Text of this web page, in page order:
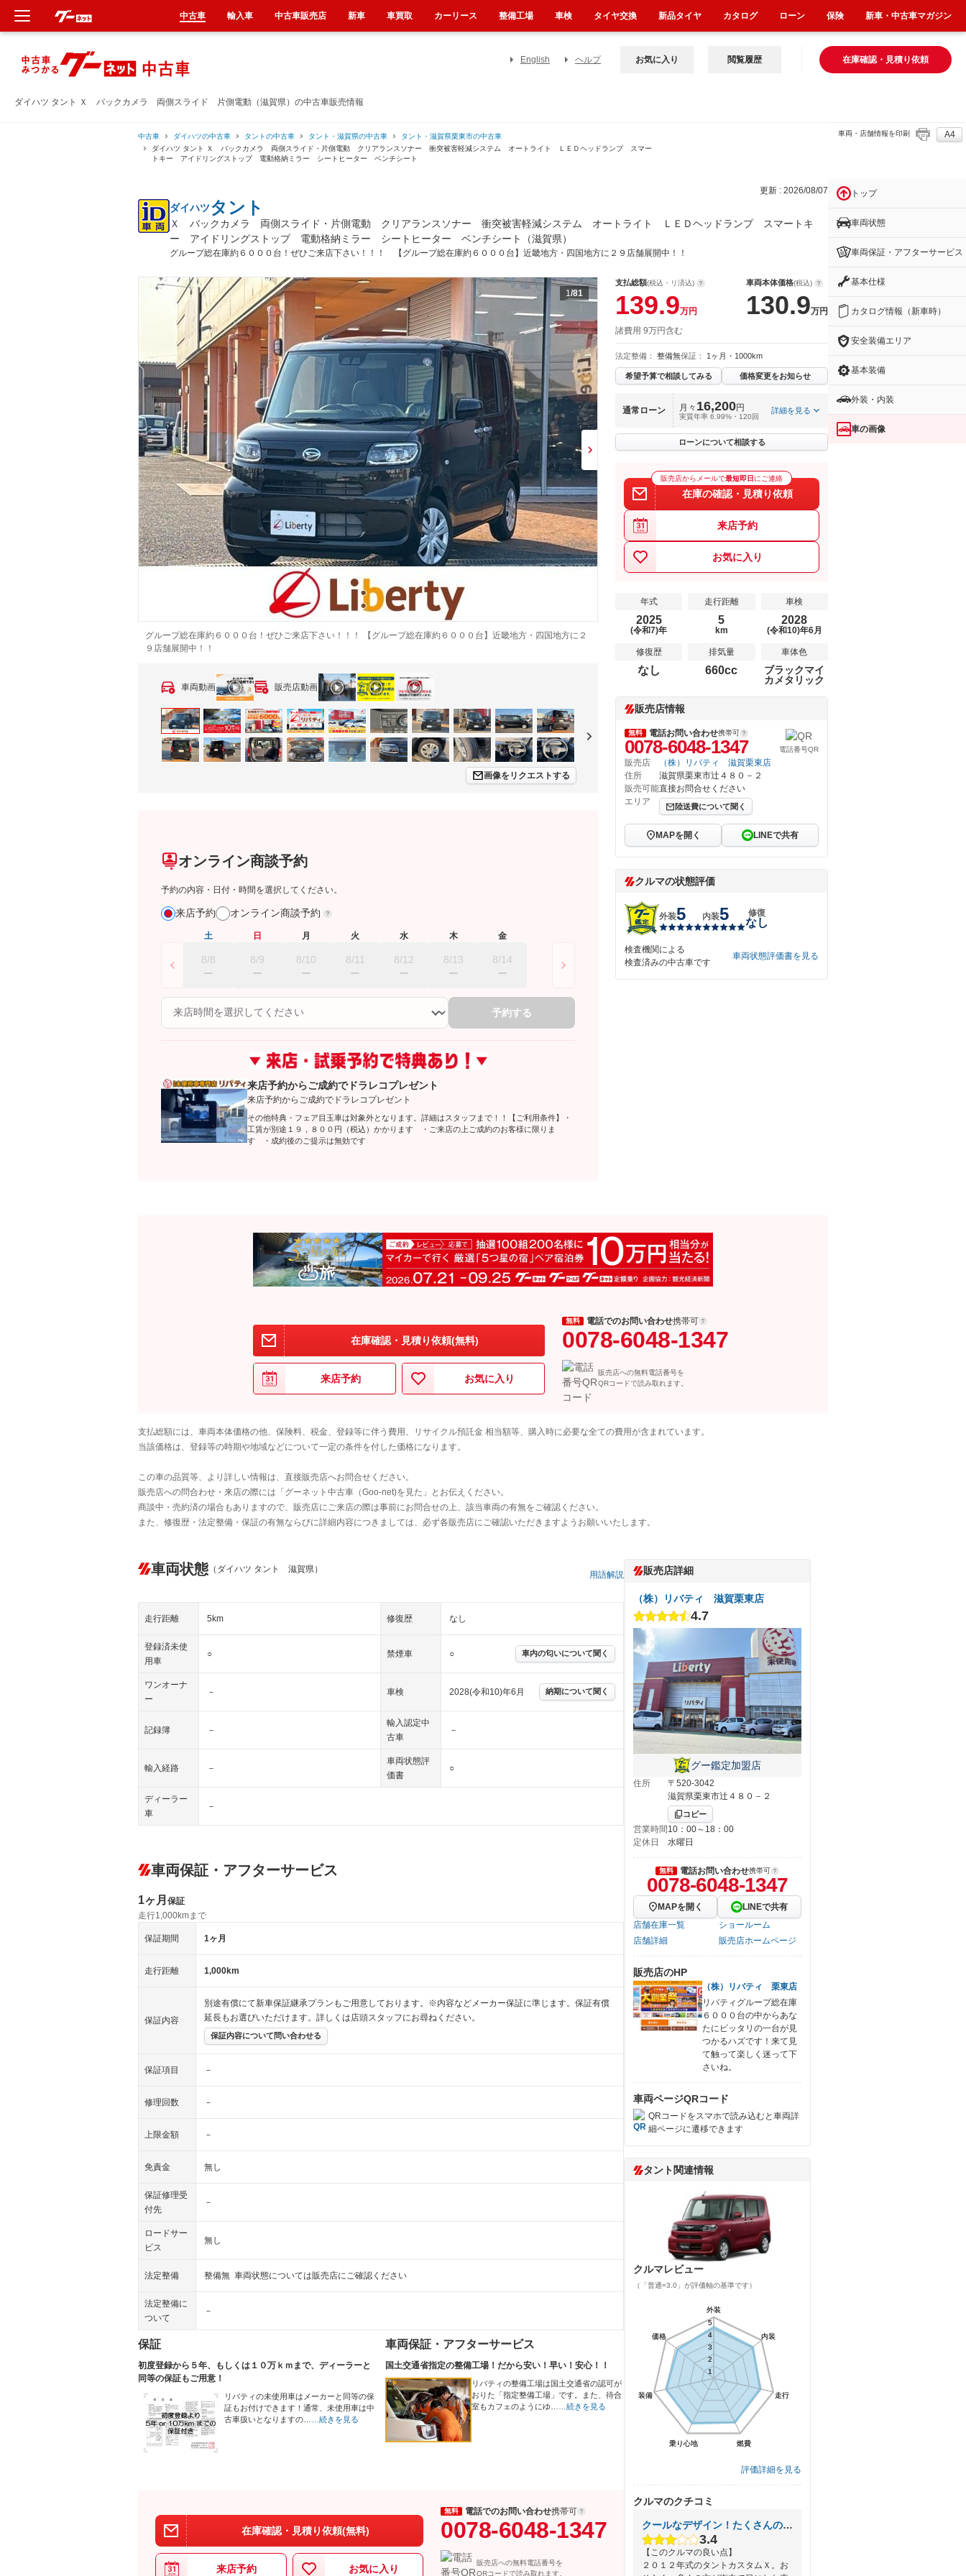
ダイハツ タント Ｘ バックカメラ 両側スライド 片側電動（滋賀県）の中古車販売情報
English ヘルプ 在庫確認・見積り依頼
お気に入り 閲覧履歴
中古車 ダイハツの中古車 タントの中古車 タント・滋賀県の中古車
タント・滋賀県栗東市の中古車
ダイハツ タント Ｘ バックカメラ 両側スライド・片側電動 クリアランスソナー 衝突被害軽減システム オートライト ＬＥＤヘッドランプ スマー
トキー アイドリングストップ 電動格納ミラー シートヒーター ベンチシート
車両・店舗情報を印刷 A4
更新 : 2026/08/07
ダイハツタント
Ｘ バックカメラ 両側スライド・片側電動 クリアランスソナー 衝突被害軽減システム オートライト ＬＥＤヘッドランプ スマートキ
ー アイドリングストップ 電動格納ミラー シートヒーター ベンチシート（滋賀県）
グループ総在庫約６０００台！ぜひご来店下さい！！！ 【グループ総在庫約６０００台】近畿地方・四国地方に２９店舗展開中！！
1/81
グループ総在庫約６０００台！ぜひご来店下さい！！！ 【グループ総在庫約６０００台】近畿地方・四国地方に２
９店舗展開中！！
車両動画 販売店動画
画像をリクエストする
オンライン商談予約
予約の内容・日付・時間を選択してください。
来店予約 オンライン商談予約
土
8/8
日
8/9
月
8/10
火
8/11
水
8/12
木
8/13
金
8/14
予約する
来店予約からご成約でドラレコプレゼント
来店予約からご成約でドラレコプレゼント
その他特典・フェア目玉車は対象外となります。詳細はスタッフまで！！【ご利用条件】・
工賃が別途１９，８００円（税込）かかります ・ご来店の上ご成約のお客様に限りま
す ・成約後のご提示は無効です
支払総額(税込・リ済込)
139.9万円
車両本体価格(税込)
130.9万円
諸費用 9万円含む
法定整備： 整備無保証： 1ヶ月・1000km
希望予算で相談してみる 価格変更をお知らせ
通常ローン 月々 16,200円
実質年率 6.99%・120回
詳細を見る
ローンについて相談する
販売店からメールで最短即日 にご連絡
在庫の確認・見積り依頼
来店予約
お気に入り
年式
2025
(令和7)年
走行距離
5
km
車検
2028
(令和10)年6月
修復歴
なし
排気量
660cc
車体色
ブラックマイ
カメタリック
販売店情報
無料 電話お問い合わせ携帯可
0078-6048-1347 電話番号QR
販売店
（株）リバティ 滋賀栗東店
住所
滋賀県栗東市辻４８０－２
販売可能
エリア
直接お問合せください
陸送費について聞く
MAPを開く LINEで共有
クルマの状態評価
外装5 内装5 修復
なし
検査機関による
検査済みの中古車です
車両状態評価書を見る
在庫確認・見積り依頼(無料)
来店予約 お気に入り
無料 電話でのお問い合わせ携帯可
0078-6048-1347
販売店への無料電話番号を
QRコードで読み取れます。
支払総額には、車両本体価格の他、保険料、税金、登録等に伴う費用、リサイクル預託金 相当額等、購入時に必要な全ての費用が含まれています。
当該価格は、登録等の時期や地域などについて一定の条件を付した価格になります。
この車の品質等、より詳しい情報は、直接販売店へお問合せください。
販売店への問合わせ・来店の際には「グーネット中古車（Goo-net)を見た」とお伝えください。
商談中・売約済の場合もありますので、販売店にご来店の際は事前にお問合せの上、該当車両の有無をご確認ください。
また、修復歴・法定整備・保証の有無ならびに詳細内容につきましては、必ず各販売店にご確認いただきますようお願いいたします。
車両状態 （ダイハツ タント 滋賀県）
用語解説
走行距離 5km 修復歴 なし
登録済未使
用車
○ 禁煙車 ○ 車内の匂いについて聞く
ワンオーナ
ー
－ 車検 2028(令和10)年6月 納期について聞く
記録簿 －
輸入認定中
古車
－
輸入経路 －
車両状態評
価書
○
ディーラー
車
－
車両保証・アフターサービス
1ヶ月 保証
走行1,000kmまで
保証期間 1ヶ月
走行距離 1,000km
保証内容
別途有償にて新車保証継承プランもご用意しております。※内容などメーカー保証に準じます。保証有償
延長もお選びいただけます。詳しくは店頭スタッフにお尋ねください。
保証内容について問い合わせる
保証項目 －
修理回数 －
上限金額 －
免責金 無し
保証修理受
付先
－
ロードサー
ビス
無し
法定整備 整備無 車両状態については販売店にご確認ください
法定整備に
ついて
－
保証
初度登録から５年、もしくは１０万ｋｍまで、ディーラーと
同等の保証もご用意！
リバティの未使用車はメーカーと同等の保
証もお付けできます！通常、未使用車は中
古車扱いとなりますの…
…続きを見る
車両保証・アフターサービス
国土交通省指定の整備工場！だから安い！早い！安心！！
リバティの整備工場は国土交通省の認可が
おりた「指定整備工場」です。また、待合
室もカフェのようにゆ…
…続きを見る
在庫確認・見積り依頼(無料)
来店予約 お気に入り
無料 電話でのお問い合わせ携帯可
0078-6048-1347
販売店への無料電話番号を
QRコードで読み取れます。
販売店詳細
（株）リバティ 滋賀栗東店
4.7
グー鑑定加盟店
住所
〒520-3042
滋賀県栗東市辻４８０－２
コピー
営業時間 10：00～18：00
定休日
水曜日
無料 電話お問い合わせ携帯可
0078-6048-1347
MAPを開く
LINEで共有
店舗在庫一覧
ショールーム
店舗詳細
販売店ホームページ
販売店のHP
（株）リバティ 栗東店
リバティグループ総在庫
６０００台の中からあな
たにピッタリの一台が見
つかるハズです！来て見
て触って楽しく迷って下
さいね。
車両ページQRコード
QRコードをスマホで読み込むと車両詳
細ページに遷移できます
タント関連情報
クルマレビュー
（「普通=3.0」が評価軸の基準です）
外装
内装
走行
燃費
乗り心地
装備
価格
1
2
3
4
5
外装
内装
走行
燃費
乗り心地
装備
価格
1
2
3
4
5
評価詳細を見る
クルマのクチコミ
クールなデザイン！たくさんのファンを持つタントカスタム
3.4
【このクルマの良い点】
２０１２年式のタントカスタムＸ。お
トップ
車両状態
車両保証・アフターサービス
基本仕様
カタログ情報（新車時）
安全装備エリア
基本装備
外装・内装
車の画像
中古車 輸入車 中古車販売店 新車 車買取 カーリース 整備工場 車検 タイヤ交換 新品タイヤ カタログ ローン 保険 新車・中古車マガジン
新車
中古車